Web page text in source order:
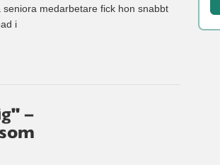
medarbetare fick hon snabbt
i
–